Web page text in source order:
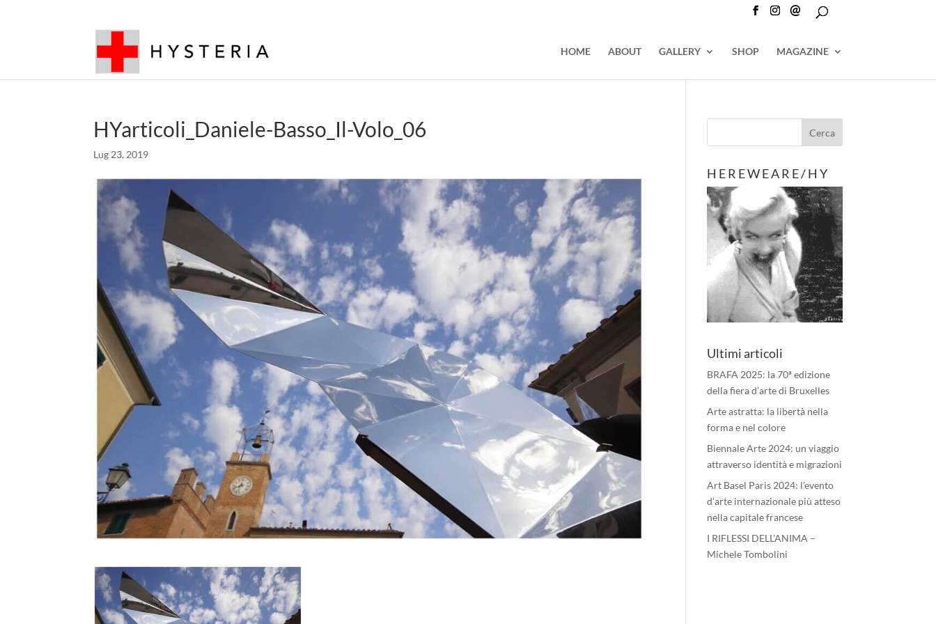
@
HOME ABOUT GALLERY SHOP MAGAZINE
HYarticoli_Daniele-Basso_Il-Volo_06
Lug 23, 2019
H E R E W E A R E / H Y
Ultimi articoli
BRAFA 2025: la 70ª edizione
della fiera d’arte di Bruxelles
Arte astratta: la libertà nella
forma e nel colore
Biennale Arte 2024: un viaggio
attraverso identità e migrazioni
Art Basel Paris 2024: l’evento
d’arte internazionale più atteso
nella capitale francese
I RIFLESSI DELL’ANIMA –
Michele Tombolini